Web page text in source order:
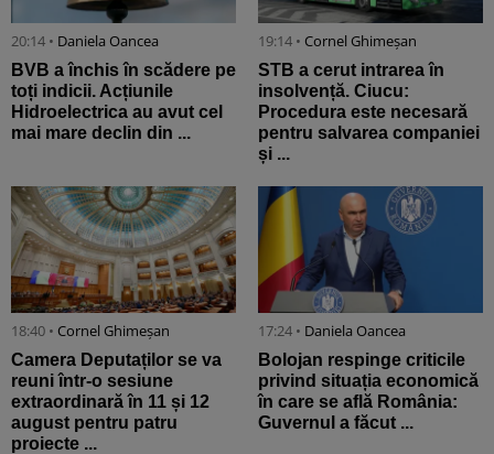
20:14 • Daniela Oancea
BVB a închis în scădere pe
toți indicii. Acțiunile
Hidroelectrica au avut cel
mai mare declin din ...
19:14 • Cornel Ghimeșan
STB a cerut intrarea în
insolvență. Ciucu:
Procedura este necesară
pentru salvarea companiei
și ...
18:40 • Cornel Ghimeșan
Camera Deputaților se va
reuni într-o sesiune
extraordinară în 11 și 12
august pentru patru
proiecte ...
17:24 • Daniela Oancea
Bolojan respinge criticile
privind situația economică
în care se află România:
Guvernul a făcut ...